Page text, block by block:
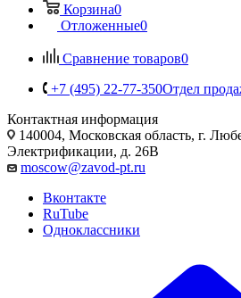
Корзина0
Отложенные0
Сравнение товаров0
+7 (495) 22-77-350Отдел
Контактная информация
140004, Московская область, г.
Электрификации, д. 26В
moscow@zavod-pt.ru
Вконтакте
RuTube
Одноклассники